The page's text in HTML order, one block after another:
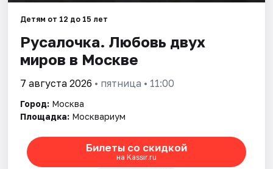
Детям от 12 до 15 лет
Русалочка. Любовь двух
миров в Москве
7 августа 2026 • пятница • 11:00
Город: Москва
Площадка: Москвариум
Билеты со скидкой
на Kassir.ru